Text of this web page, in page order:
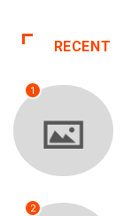
RECENT
1
2